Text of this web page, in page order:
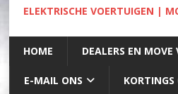
ELEKTRISCHE VOERTUIGEN |
HOME DEALERS EN MOVE
E-MAIL ONS KORTINGS